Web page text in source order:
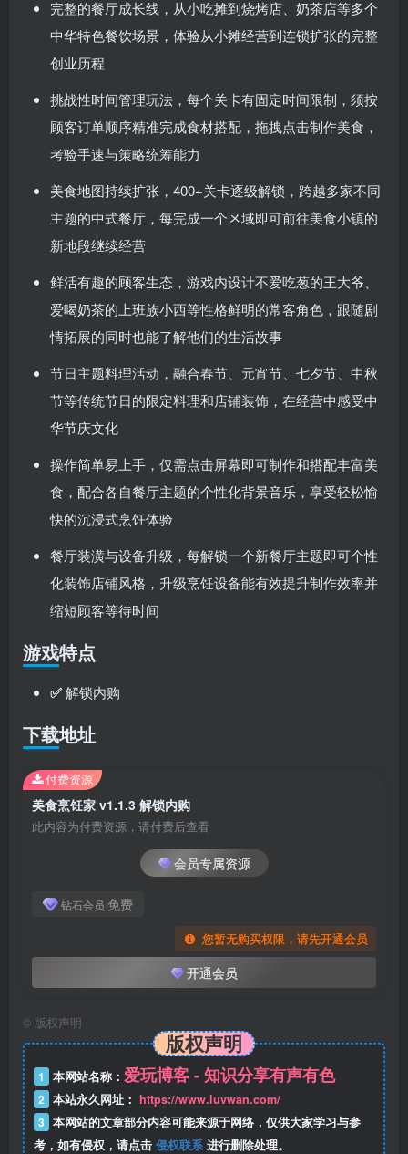
完整的餐厅成长线，从小吃摊到烧烤店、奶茶店等多个
中华特色餐饮场景，体验从小摊经营到连锁扩张的完整
创业历程
挑战性时间管理玩法，每个关卡有固定时间限制，须按
顾客订单顺序精准完成食材搭配，拖拽点击制作美食，
考验手速与策略统筹能力
美食地图持续扩张，400+关卡逐级解锁，跨越多家不同
主题的中式餐厅，每完成一个区域即可前往美食小镇的
新地段继续经营
鲜活有趣的顾客生态，游戏内设计不爱吃葱的王大爷、
爱喝奶茶的上班族小西等性格鲜明的常客角色，跟随剧
情拓展的同时也能了解他们的生活故事
节日主题料理活动，融合春节、元宵节、七夕节、中秋
节等传统节日的限定料理和店铺装饰，在经营中感受中
华节庆文化
操作简单易上手，仅需点击屏幕即可制作和搭配丰富美
食，配合各自餐厅主题的个性化背景音乐，享受轻松愉
快的沉浸式烹饪体验
餐厅装潢与设备升级，每解锁一个新餐厅主题即可个性
化装饰店铺风格，升级烹饪设备能有效提升制作效率并
缩短顾客等待时间
游戏特点
✅解锁内购
下载地址
美食烹饪家 v1.1.3 解锁内购
此内容为付费资源，请付费后查看
会员专属资源
钻石会员 免费
您暂无购买权限，请先开通会员
开通会员
付费资源
© 版权声明
版权声明
1 本网站名称： 爱玩博客 - 知识分享有声有色
2 本站永久网址： https://www.luvwan.com/
3 本网站的文章部分内容可能来源于网络，仅供大家学习与参
考，如有侵权，请点击 侵权联系 进行删除处理。